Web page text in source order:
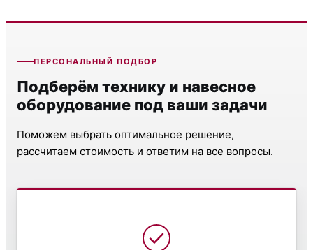
ПЕРСОНАЛЬНЫЙ ПОДБОР
Подберём технику и навесное
оборудование под ваши задачи
Поможем выбрать оптимальное решение,
рассчитаем стоимость и ответим на все вопросы.